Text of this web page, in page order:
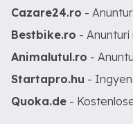
Cazare24.ro -
Bestbike.ro -
Animalutul.ro -
Startapro.hu -
Quoka.de -